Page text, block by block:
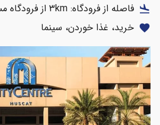
flight_land فاصله از فرودگاه: ۳km از فرودگاه مسقط
favorite خرید، غذا خوردن، سینما